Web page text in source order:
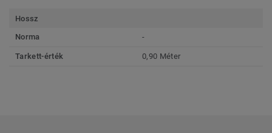
Hossz
Norma
-
Tarkett-érték 0,90 Méter